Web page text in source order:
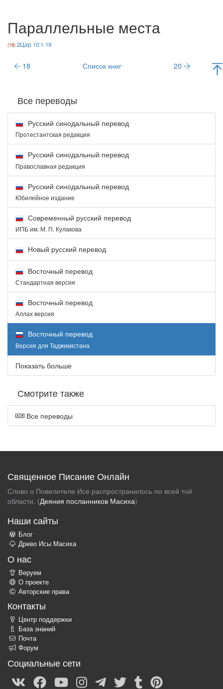
Параллельные места
2Цар 10:1-19
18 Список книг 20
Все переводы
Русский синодальный перевод
Протестантская редакция
Русский синодальный перевод
Православная редакция
Русский синодальный перевод
Юбилейное издание
Современный русский перевод
ИПБ им. М. П. Кулакова
Новый русский перевод
Восточный перевод
Стандартная версия
Восточный перевод
Аллах версия
Восточный перевод
Версия для Таджикистана
Показать больше
Смотрите также
Все переводы
Священное Писание Онлайн
Слово о Повелителе Исе распространилось по всей той
области. (Деяния посланников Масиха)
Наши сайты
Блог
Древо Исы Масиха
О нас
Веруем
О проекте
Авторские права
Контакты
Центр поддержки
База знаний
Почта
Форум
Социальные сети